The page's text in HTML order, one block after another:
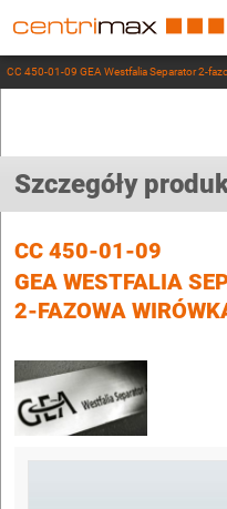
CC 450-01-09 GEA Westfalia Separator 2-
Szczegóły
CC 450-01-09
GEA WESTFALIA
2-FAZOWA